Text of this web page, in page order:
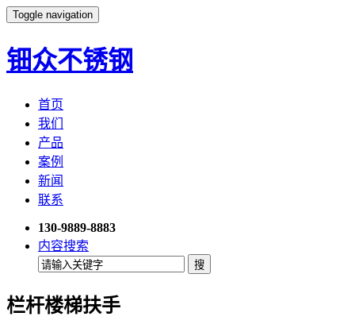
Toggle navigation
钿众不锈钢
首页
我们
产品
案例
新闻
联系
130-9889-8883
内容搜索
栏杆楼梯扶手